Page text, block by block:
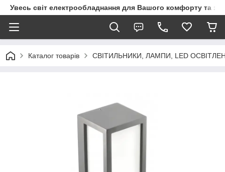
Увесь світ електрообладнання для Вашого комфорту та
Каталог товарів СВІТИЛЬНИКИ, ЛАМПИ, LED